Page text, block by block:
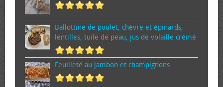
Ballottine de poulet, chèvre et épinards,
lentilles, tuile de peau, jus de volaille crémé
Feuilleté au jambon et champignons